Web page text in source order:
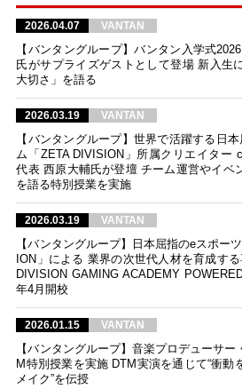
2026.04.07 VANTAN
【バンタングループ】バンタン入学式
氏がサプライズゲストとして登場 新入生
大切さ」を語る
2026.03.19 VANTAN
【バンタングループ】世界で活躍する日
ム「ZETA DIVISION」所属クリエイター
代表 西原大輔氏が登壇 チーム運営やイベ
を語る特別授業を実施
2026.03.19 VANTAN
【バンタングループ】日本屈指のeスポー
ION」による 業界の次世代人材を育成す
DIVISION GAMING ACADEMY
年4月開校
2026.01.15 VANTAN
【バンタングループ】音楽プロデューサー
M特別授業を実施 DTM実演を通じて“衝動
メイク”を伝授